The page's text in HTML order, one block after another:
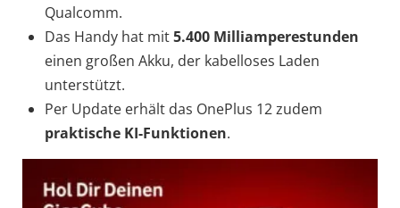
Qualcomm.
Das Handy hat mit5.400 Milliamperestunden
einen großen Akku, der kabelloses Laden
unterstützt.
Per Update erhält das OnePlus 12 zudem
praktische KI-Funktionen.